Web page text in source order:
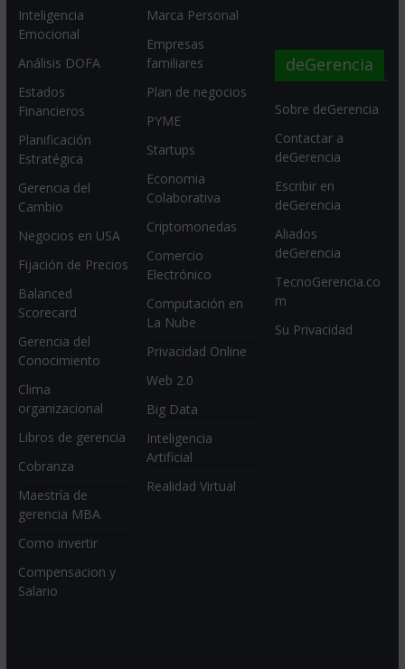
Inteligencia
Emocional
Análisis DOFA
Estados
Financieros
Planificación
Estratégica
Gerencia del
Cambio
Negocios en USA
Fijación de Precios
Balanced
Scorecard
Gerencia del
Conocimiento
Clima
organizacional
Libros de gerencia
Cobranza
Maestría de
gerencia MBA
Como invertir
Compensacion y
Salario
Marca Personal
Empresas
familiares
Plan de negocios
PYME
Startups
Economia
Colaborativa
Criptomonedas
Comercio
Electrónico
Computación en
La Nube
Privacidad Online
Web 2.0
Big Data
Inteligencia
Artificial
Realidad Virtual
deGerencia
Sobre deGerencia
Contactar a
deGerencia
Escribir en
deGerencia
Aliados
deGerencia
TecnoGerencia.co
m
Su Privacidad